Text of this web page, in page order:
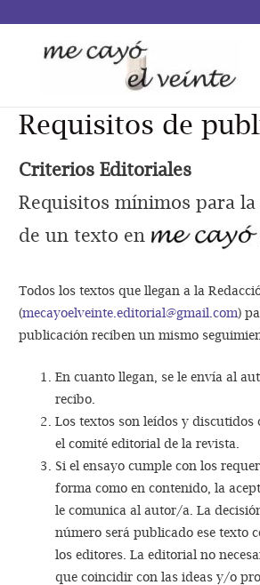
Requisitos de
Criterios Editoriales
Requisitos mínimos para
de un texto en
Todos los textos que llegan a la
(mecayoelveinte.editorial@gmail.com)
publicación reciben un mismo
En cuanto llegan, se le envía al
recibo.
Los textos son leídos y discutidos
el comité editorial de la revista.
Si el ensayo cumple con los
forma como en contenido, la
le comunica al autor/a. La
número será publicado ese texto
los editores. La editorial no
que coincidir con las ideas y/o